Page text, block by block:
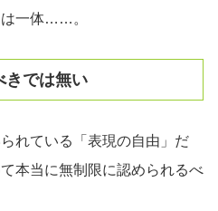
は一体……。
きでは無い
れている「表現の自由」だ
本当に無制限に認められるべ